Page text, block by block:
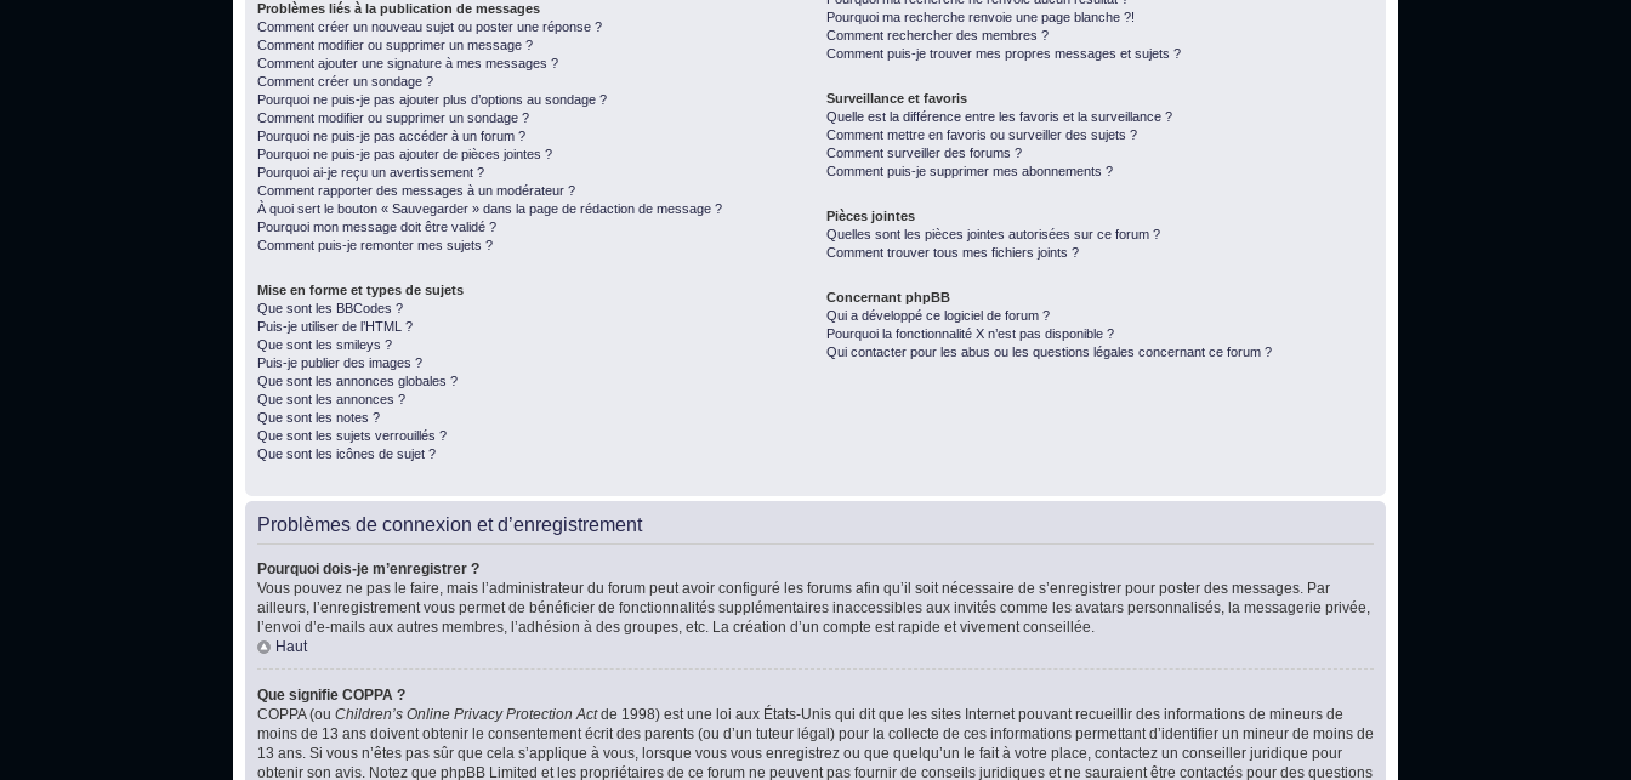
Problèmes liés à la publication de messages
Comment créer un nouveau sujet ou poster une réponse ?
Comment modifier ou supprimer un message ?
Comment ajouter une signature à mes messages ?
Comment créer un sondage ?
Pourquoi ne puis-je pas ajouter plus d’options au sondage ?
Comment modifier ou supprimer un sondage ?
Pourquoi ne puis-je pas accéder à un forum ?
Pourquoi ne puis-je pas ajouter de pièces jointes ?
Pourquoi ai-je reçu un avertissement ?
Comment rapporter des messages à un modérateur ?
À quoi sert le bouton « Sauvegarder » dans la page de rédaction de message ?
Pourquoi mon message doit être validé ?
Comment puis-je remonter mes sujets ?
Mise en forme et types de sujets
Que sont les BBCodes ?
Puis-je utiliser de l’HTML ?
Que sont les smileys ?
Puis-je publier des images ?
Que sont les annonces globales ?
Que sont les annonces ?
Que sont les notes ?
Que sont les sujets verrouillés ?
Que sont les icônes de sujet ?
Pourquoi ma recherche renvoie une page blanche ?!
Comment rechercher des membres ?
Comment puis-je trouver mes propres messages et sujets ?
Surveillance et favoris
Quelle est la différence entre les favoris et la surveillance ?
Comment mettre en favoris ou surveiller des sujets ?
Comment surveiller des forums ?
Comment puis-je supprimer mes abonnements ?
Pièces jointes
Quelles sont les pièces jointes autorisées sur ce forum ?
Comment trouver tous mes fichiers joints ?
Concernant phpBB
Qui a développé ce logiciel de forum ?
Pourquoi la fonctionnalité X n’est pas disponible ?
Qui contacter pour les abus ou les questions légales concernant ce forum ?
Problèmes de connexion et d’enregistrement
Pourquoi dois-je m’enregistrer ?
Vous pouvez ne pas le faire, mais l’administrateur du forum peut avoir configuré les forums afin qu’il soit nécessaire de s’enregistrer pour poster des messages. Par
ailleurs, l’enregistrement vous permet de bénéficier de fonctionnalités supplémentaires inaccessibles aux invités comme les avatars personnalisés, la messagerie privée,
l’envoi d’e-mails aux autres membres, l’adhésion à des groupes, etc. La création d’un compte est rapide et vivement conseillée.
Haut
Que signifie COPPA ?
COPPA (ou Children’s Online Privacy Protection Actde 1998) est une loi aux États-Unis qui dit que les sites Internet pouvant recueillir des informations de mineurs de
moins de 13 ans doivent obtenir le consentement écrit des parents (ou d’un tuteur légal) pour la collecte de ces informations permettant d’identifier un mineur de moins de
13 ans. Si vous n’êtes pas sûr que cela s’applique à vous, lorsque vous vous enregistrez ou que quelqu’un le fait à votre place, contactez un conseiller juridique pour
obtenir son avis. Notez que phpBB Limited et les propriétaires de ce forum ne peuvent pas fournir de conseils juridiques et ne sauraient être contactés pour des questions